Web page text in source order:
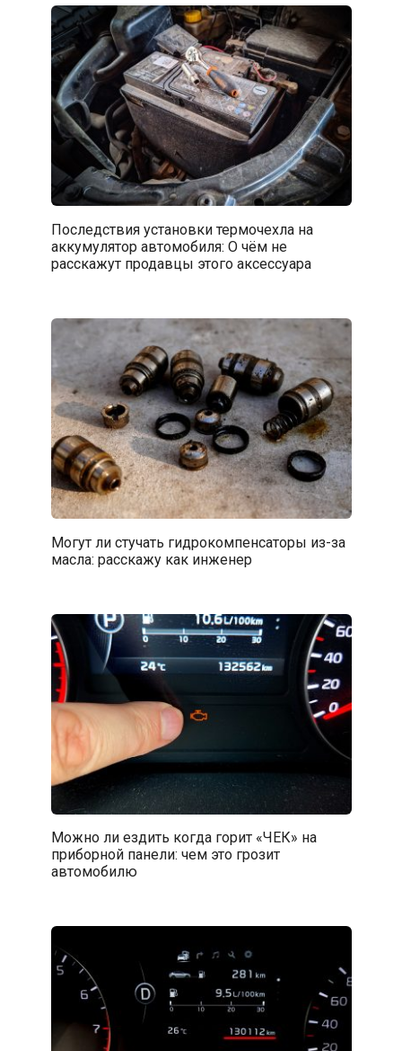
Последствия установки термочехла на
аккумулятор автомобиля: О чём не
расскажут продавцы этого аксессуара
Могут ли стучать гидрокомпенсаторы из-за
масла: расскажу как инженер
Можно ли ездить когда горит «ЧЕК» на
приборной панели: чем это грозит
автомобилю